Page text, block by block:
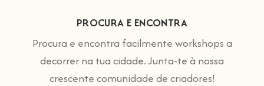
PROCURA E ENCONTRA
Procura e encontra facilmente workshops a
decorrer na tua cidade. Junta-te à nossa
crescente comunidade de criadores!